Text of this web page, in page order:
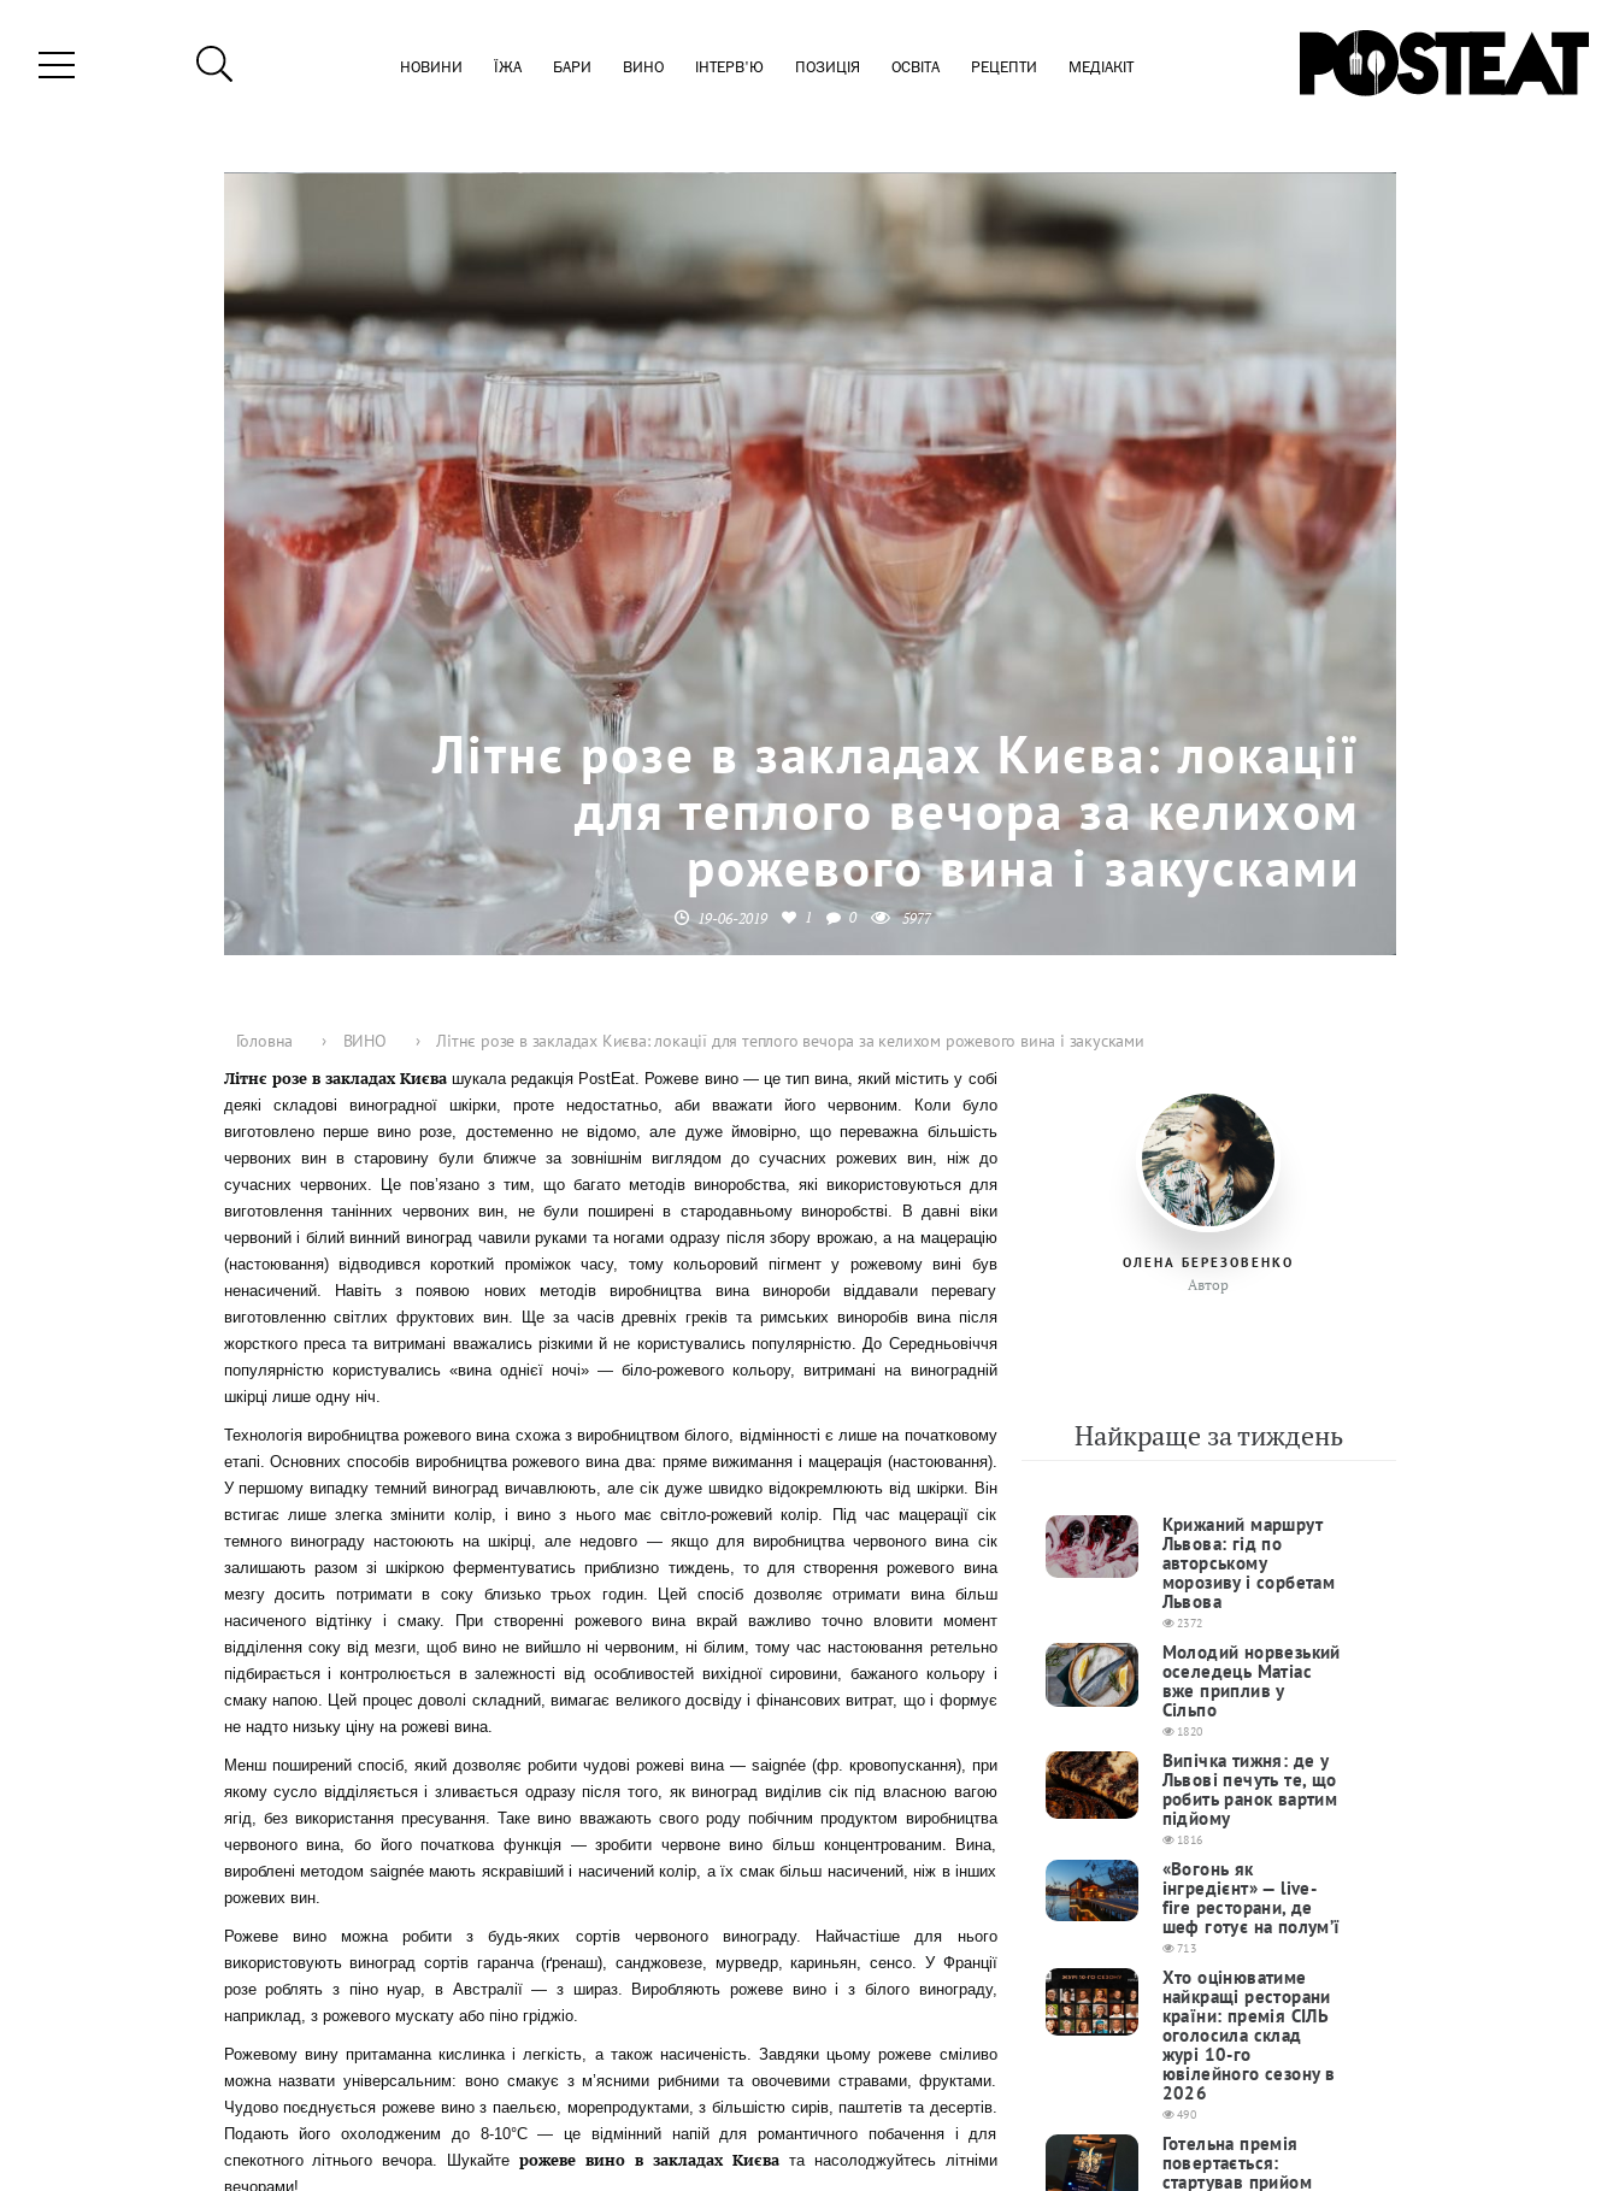
НОВИНИ ЇЖА БАРИ ВИНО ІНТЕРВ'Ю ПОЗИЦІЯ ОСВІТА РЕЦЕПТИ МЕДІАКІТ
Літнє розе в закладах Києва: локації
для теплого вечора за келихом
рожевого вина і закусками
19-06-2019 1 0 5977
Головна › ВИНО ›
Літнє розе в закладах Києва: локації для теплого вечора за келихом рожевого вина і закусками
Літнє розе в закладах Києва шукала редакція PostEat. Рожеве вино — це тип вина, який містить у собі
деякі складові виноградної шкірки, проте недостатньо, аби вважати його червоним. Коли було
виготовлено перше вино розе, достеменно не відомо, але дуже ймовірно, що переважна більшість
червоних вин в старовину були ближче за зовнішнім виглядом до сучасних рожевих вин, ніж до
сучасних червоних. Це пов’язано з тим, що багато методів виноробства, які використовуються для
виготовлення танінних червоних вин, не були поширені в стародавньому виноробстві. В давні віки
червоний і білий винний виноград чавили руками та ногами одразу після збору врожаю, а на мацерацію
(настоювання) відводився короткий проміжок часу, тому кольоровий пігмент у рожевому вині був
ненасичений. Навіть з появою нових методів виробництва вина винороби віддавали перевагу
виготовленню світлих фруктових вин. Ще за часів древніх греків та римських виноробів вина після
жорсткого преса та витримані вважались різкими й не користувались популярністю. До Середньовіччя
популярністю користувались «вина однієї ночі» — біло-рожевого кольору, витримані на виноградній
шкірці лише одну ніч.
Технологія виробництва рожевого вина схожа з виробництвом білого, відмінності є лише на початковому
етапі. Основних способів виробництва рожевого вина два: пряме вижимання і мацерація (настоювання).
У першому випадку темний виноград вичавлюють, але сік дуже швидко відокремлюють від шкірки. Він
встигає лише злегка змінити колір, і вино з нього має світло-рожевий колір. Під час мацерації сік
темного винограду настоюють на шкірці, але недовго — якщо для виробництва червоного вина сік
залишають разом зі шкіркою ферментуватись приблизно тиждень, то для створення рожевого вина
мезгу досить потримати в соку близько трьох годин. Цей спосіб дозволяє отримати вина більш
насиченого відтінку і смаку. При створенні рожевого вина вкрай важливо точно вловити момент
відділення соку від мезги, щоб вино не вийшло ні червоним, ні білим, тому час настоювання ретельно
підбирається і контролюється в залежності від особливостей вихідної сировини, бажаного кольору і
смаку напою. Цей процес доволі складний, вимагає великого досвіду і фінансових витрат, що і формує
не надто низьку ціну на рожеві вина.
Менш поширений спосіб, який дозволяє робити чудові рожеві вина — saignée (фр. кровопускання), при
якому сусло відділяється і зливається одразу після того, як виноград виділив сік під власною вагою
ягід, без використання пресування. Таке вино вважають свого роду побічним продуктом виробництва
червоного вина, бо його початкова функція — зробити червоне вино більш концентрованим. Вина,
вироблені методом saignée мають яскравіший і насичений колір, а їх смак більш насичений, ніж в інших
рожевих вин.
Рожеве вино можна робити з будь-яких сортів червоного винограду. Найчастіше для нього
використовують виноград сортів гаранча (ґренаш), санджовезе, мурведр, кариньян, сенсо. У Франції
розе роблять з піно нуар, в Австралії — з шираз. Виробляють рожеве вино і з білого винограду,
наприклад, з рожевого мускату або піно гріджіо.
Рожевому вину притаманна кислинка і легкість, а також насиченість. Завдяки цьому рожеве сміливо
можна назвати універсальним: воно смакує з м’ясними рибними та овочевими стравами, фруктами.
Чудово поєднується рожеве вино з паельєю, морепродуктами, з більшістю сирів, паштетів та десертів.
Подають його охолодженим до 8-10°С — це відмінний напій для романтичного побачення і для
спекотного літнього вечора. Шукайтерожеве вино в закладах Києвата насолоджуйтесь літніми
вечорами!
ОЛЕНА БЕРЕЗОВЕНКО
Автор
Найкраще за тиждень
Крижаний маршрут
Львова: гід по
авторському
морозиву і сорбетам
Львова
2372
Молодий норвезький
оселедець Матіас
вже приплив у
Сільпо
1820
Випічка тижня: де у
Львові печуть те, що
робить ранок вартим
підйому
1816
«Вогонь як
інгредієнт» — live-
fire ресторани, де
шеф готує на полум’ї
713
Хто оцінюватиме
найкращі ресторани
країни: премія СІЛЬ
оголосила склад
журі 10-го
ювілейного сезону в
2026
490
Готельна премія
повертається:
cтартував прийом